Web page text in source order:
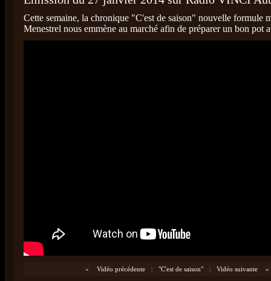
Cette semaine, la chronique "C'est de saison" nouvelle formule
Menestrel nous emmène au marché afin de préparer un bon pot
« Vidéo précédente | "C'est de saison" | Vidéo suivante »